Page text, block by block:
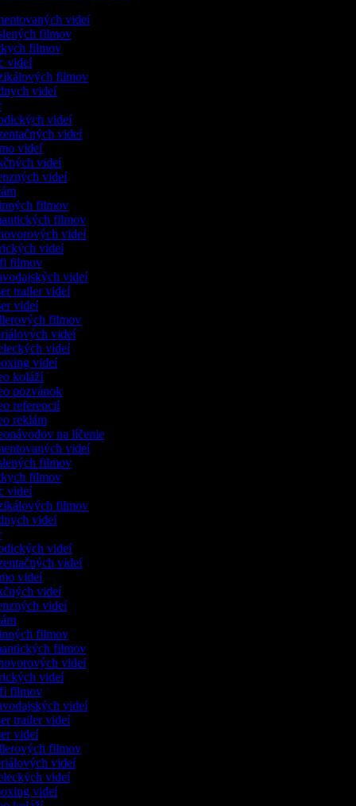
videí
filmov
filmov
videí
filmov
videí
videí
videí
videí
videí
videí
filmov
filmov
videí
videí
fi filmov
videí
trailer videí
videí
filmov
videí
videí
videí
koláží
pozvánok
referencií
reklám
na líčenie
videí
filmov
filmov
videí
filmov
videí
videí
videí
videí
videí
videí
filmov
filmov
videí
videí
fi filmov
videí
trailer videí
videí
filmov
videí
videí
videí